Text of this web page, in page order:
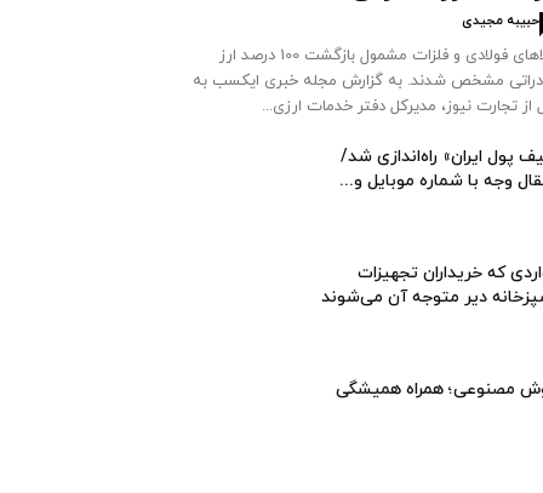
حبیبه مجیدی
کالاهای فولادی و فلزات مشمول بازگشت 100 درصد ارز
مشخص شدند. به گزارش مجله خبری ایکسب به
از تجارت نیوز، مدیرکل دفتر خدمات ارزی...
پول ایران» راه‌اندازی شد/
وجه با شماره موبایل و...
که خریداران تجهیزات
دیر متوجه آن می‌شوند
مصنوعی؛ همراه همیشگی